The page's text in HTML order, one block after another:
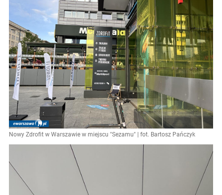
Nowy Zdrofit w Warszawie w miejscu "Sezamu" | fot. Bartosz Pańczyk